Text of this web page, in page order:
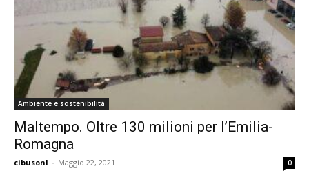
Ambiente e sostenibilità
Maltempo. Oltre 130 milioni per l’Emilia-
Romagna
cibusonl - Maggio 22, 2021 0